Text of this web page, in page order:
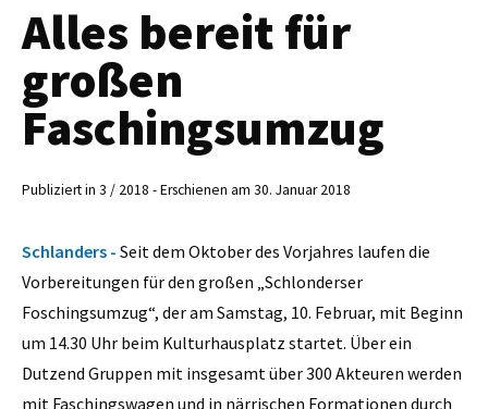
Alles bereit für
großen
Faschingsumzug
Publiziert in 3 / 2018 - Erschienen am 30. Januar 2018
Schlanders - Seit dem Oktober des Vorjahres laufen die
Vorbereitungen für den großen „Schlonderser
Foschingsumzug“, der am Samstag, 10. Februar, mit Beginn
um 14.30 Uhr beim Kulturhausplatz startet. Über ein
Dutzend Gruppen mit insgesamt über 300 Akteuren werden
mit Faschingswagen und in närrischen Formationen durch